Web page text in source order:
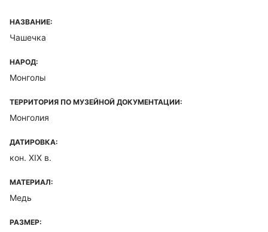
НАЗВАНИЕ:
Чашечка
НАРОД:
Монголы
ТЕРРИТОРИЯ ПО МУЗЕЙНОЙ ДОКУМЕНТАЦИИ:
Монголия
ДАТИРОВКА:
кон. XIX в.
МАТЕРИАЛ:
Медь
РАЗМЕР: